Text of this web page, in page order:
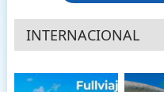
INTERNACIONAL